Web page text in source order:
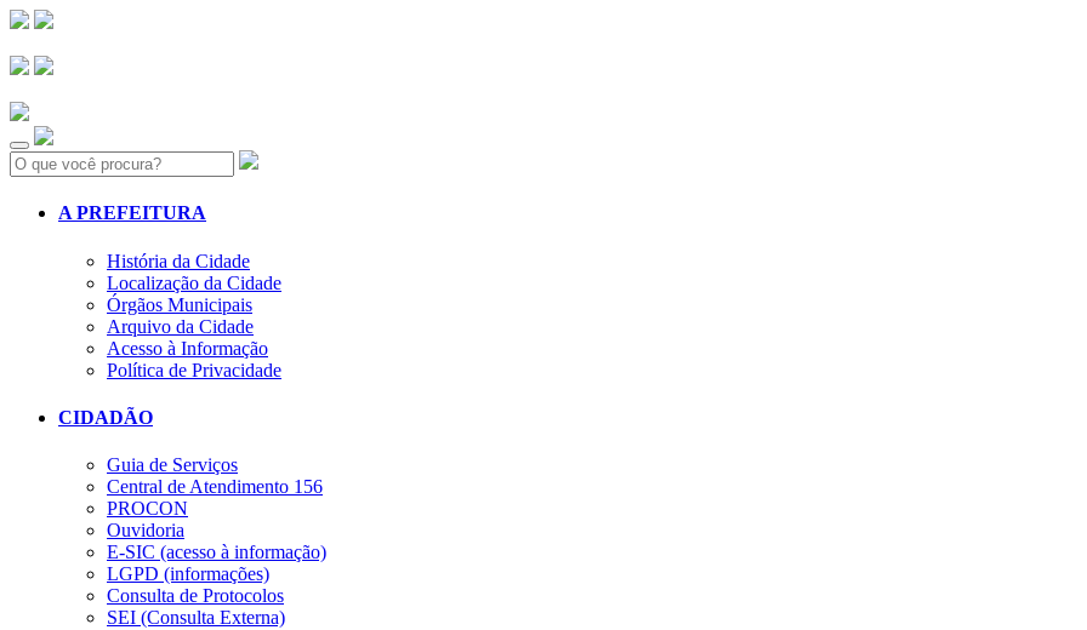
Search:
A PREFEITURA
História da Cidade
Localização da Cidade
Órgãos Municipais
Arquivo da Cidade
Acesso à Informação
Política de Privacidade
CIDADÃO
Guia de Serviços
Central de Atendimento 156
PROCON
Ouvidoria
E-SIC (acesso à informação)
LGPD (informações)
Consulta de Protocolos
SEI (Consulta Externa)